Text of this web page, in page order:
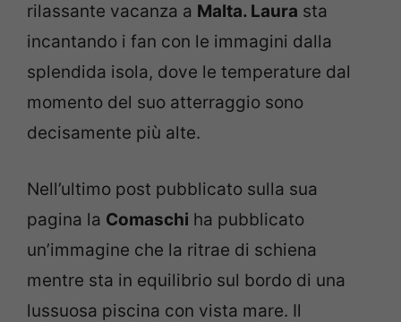
rilassante vacanza a Malta. Laura sta
incantando i fan con le immagini dalla
splendida isola, dove le temperature dal
momento del suo atterraggio sono
decisamente più alte.
Nell’ultimo post pubblicato sulla sua
pagina la Comaschi ha pubblicato
un’immagine che la ritrae di schiena
mentre sta in equilibrio sul bordo di una
lussuosa piscina con vista mare. Il